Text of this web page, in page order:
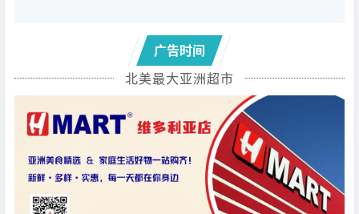
广告时间
北美最大亚洲超市